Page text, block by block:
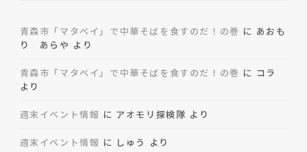
青森市「マタベイ」で中華そばを食すのだ！の巻 に あおも
り あらや より
青森市「マタベイ」で中華そばを食すのだ！の巻 に コラ
より
週末イベント情報 に アオモリ探検隊 より
週末イベント情報 に しゅう より